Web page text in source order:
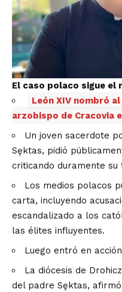
El caso polaco sigue el
León XIV nombró
arzobispo de Cracovia
Un joven sacerdote
Sęktas, pidió
criticando duramente su
Los medios polacos
carta, incluyendo
escandalizado a los
las élites influyentes.
Luego entró en
La diócesis de
del padre Sęktas,